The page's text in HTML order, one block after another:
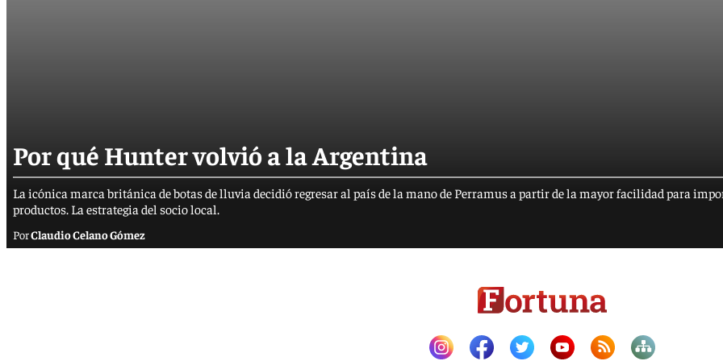
Por qué Hunter volvió a la Argentina
La icónica marca británica de botas de lluvia decidió regresar al país de la mano de Perramus a partir de la mayor facilidad para
productos. La estrategia del socio local.
Claudio Celano Gómez